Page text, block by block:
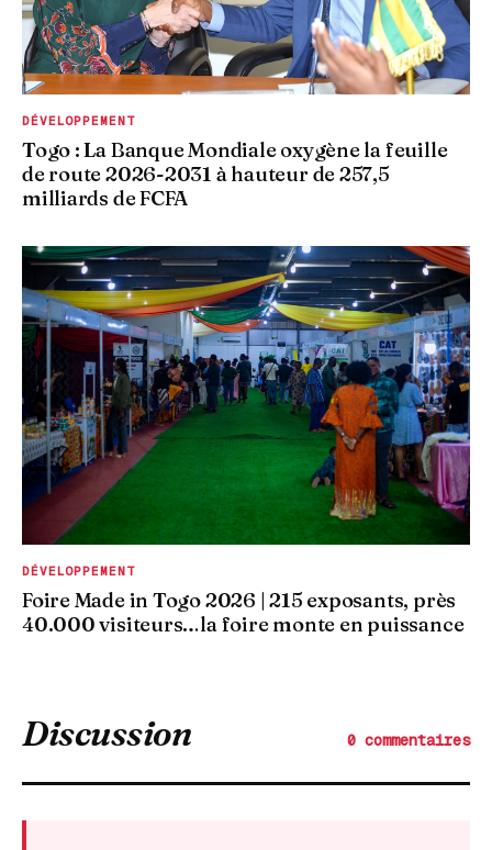
DÉVELOPPEMENT
Togo : La Banque Mondiale oxygène la feuille
de route 2026-2031 à hauteur de 257,5
milliards de FCFA
DÉVELOPPEMENT
Foire Made in Togo 2026 | 215 exposants, près
40.000 visiteurs…la foire monte en puissance
Discussion 0 commentaires